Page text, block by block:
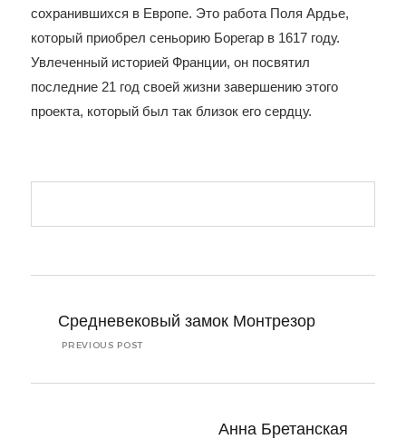
сохранившихся в Европе. Это работа Поля Ардье,
который приобрел сеньорию Борегар в 1617 году.
Увлеченный историей Франции, он посвятил
последние 21 год своей жизни завершению этого
проекта, который был так близок его сердцу.
l’article
Средневековый замок Монтрезор
PREVIOUS POST
Анна Бретанская